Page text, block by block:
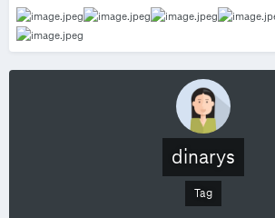
dinarys
Tag